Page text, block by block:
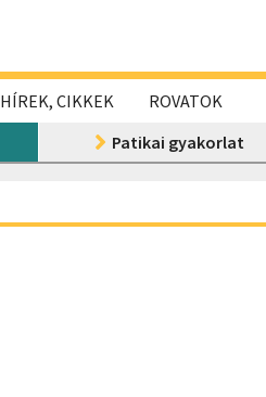
HÍREK, CIKKEK
ROVATOK
Patikai gyakorlat